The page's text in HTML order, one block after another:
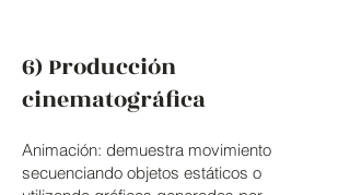
6) Producción
cinematográfica
Animación: demuestra movimiento
secuenciando objetos estáticos o